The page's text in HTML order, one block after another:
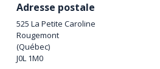
Adresse postale
525 La Petite Caroline
Rougemont
(Québec)
J0L 1M0